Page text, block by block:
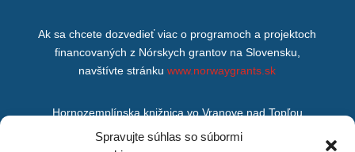
Spravujte súhlas so súbormi
Ak sa chcete dozvedieť viac o programoch a projektoch
financovaných z Nórskych grantov na Slovensku,
navštívte stránkuwww.norwaygrants.sk
Hornozemplínska knižnica vo Vranove nad Topľou
M. R. Štefánika 875/200,